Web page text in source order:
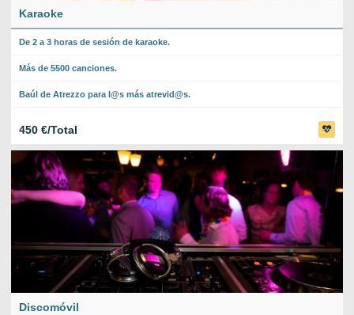
Karaoke
De 2 a 3 horas de sesión de karaoke.
Más de 5500 canciones.
Baúl de Atrezzo para l@s más atrevid@s.
450 €/Total
Discomóvil